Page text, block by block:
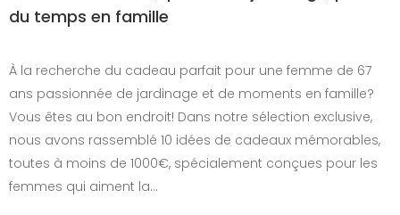
du temps en famille
À la recherche du cadeau parfait pour une femme de 67
ans passionnée de jardinage et de moments en famille?
Vous êtes au bon endroit! Dans notre sélection exclusive,
nous avons rassemblé 10 idées de cadeaux mémorables,
toutes à moins de 1000€, spécialement conçues pour les
femmes qui aiment la…